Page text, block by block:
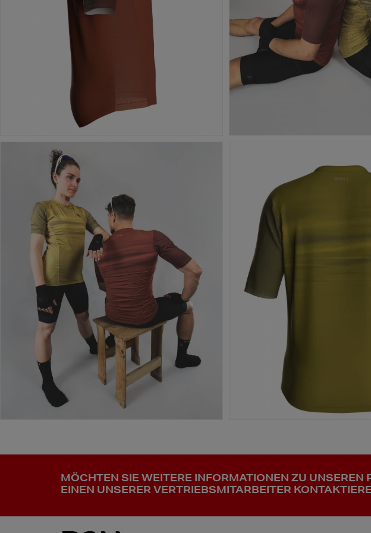
MÖCHTEN SIE WEITERE INFORMATIONEN ZU UNSEREN
EINEN UNSERER VERTRIEBSMITARBEITER